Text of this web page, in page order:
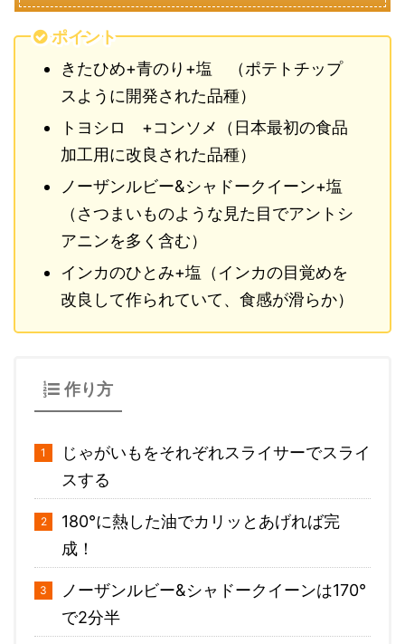
ポイント
きたひめ+青のり+塩 （ポテトチップ
スように開発された品種）
トヨシロ +コンソメ（日本最初の食品
加工用に改良された品種）
ノーザンルビー&シャドークイーン+塩
（さつまいものような見た目でアントシ
アニンを多く含む）
インカのひとみ+塩（インカの目覚めを
改良して作られていて、食感が滑らか）
作り方
じゃがいもをそれぞれスライサーでスライ
スする
180°に熱した油でカリッとあげれば完
成！
ノーザンルビー&シャドークイーンは170°
で2分半